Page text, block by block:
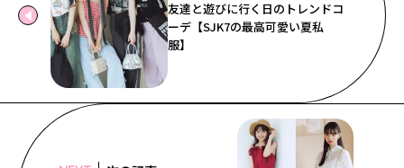
友達と遊びに行く日のトレンドコ
ーデ【SJK7の最高可愛い夏私
服】